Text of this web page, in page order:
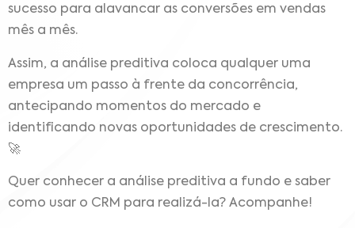
sucesso para alavancar as conversões em vendas
mês a mês.
Assim, a análise preditiva coloca qualquer uma
empresa um passo à frente da concorrência,
antecipando momentos do mercado e
identificando novas oportunidades de crescimento.
🚀
Quer conhecer a análise preditiva a fundo e saber
como usar o CRM para realizá-la? Acompanhe!